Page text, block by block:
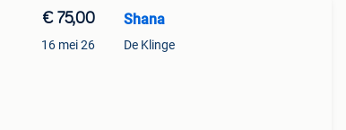
€ 75,00
16 mei 26
Shana
De Klinge